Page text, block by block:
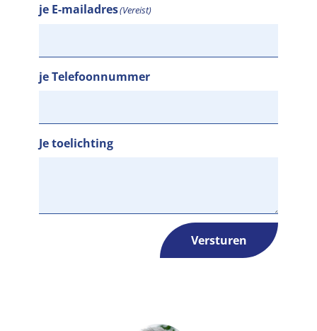
je E-mailadres(Vereist)
je Telefoonnummer
Je toelichting
Versturen